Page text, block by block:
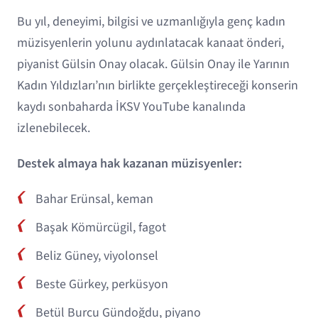
Bu yıl, deneyimi, bilgisi ve uzmanlığıyla genç kadın
müzisyenlerin yolunu aydınlatacak kanaat önderi,
piyanist Gülsin Onay olacak. Gülsin Onay ile Yarının
Kadın Yıldızları’nın birlikte gerçekleştireceği konserin
kaydı sonbaharda İKSV YouTube kanalında
izlenebilecek.
Destek almaya hak kazanan müzisyenler:
Bahar Erünsal, keman
Başak Kömürcügil, fagot
Beliz Güney, viyolonsel
Beste Gürkey, perküsyon
Betül Burcu Gündoğdu, piyano